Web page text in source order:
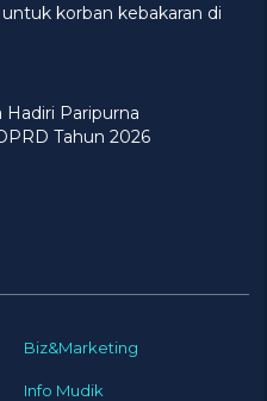
korban kebakaran di
Paripurna
Tahun 2026
Biz&Marketing
Info Mudik